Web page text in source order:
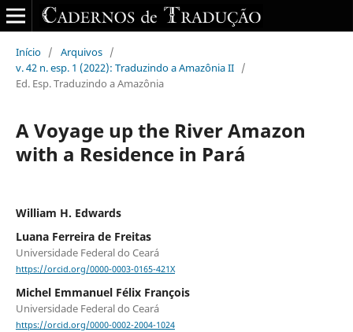
Início / Arquivos /
v. 42 n. esp. 1 (2022): Traduzindo a Amazônia II /
Ed. Esp. Traduzindo a Amazônia
A Voyage up the River Amazon
with a Residence in Pará
William H. Edwards
Luana Ferreira de Freitas
Universidade Federal do Ceará
https://orcid.org/0000-0003-0165-421X
Michel Emmanuel Félix François
Universidade Federal do Ceará
https://orcid.org/0000-0002-2004-1024